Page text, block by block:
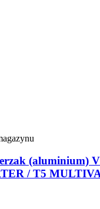
(aluminium)
/ T5